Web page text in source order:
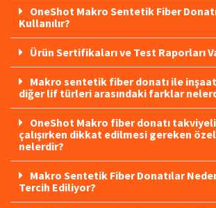
OneShot Makro Sentetik Fiber
Kullanılır?
Ürün Sertifikaları ve Test Raporları
Makro sentetik fiber donatı ile
diğer lif türleri arasındaki farklar
OneShot Makro fiber donatı
çalışırken dikkat edilmesi gereken
nelerdir?
Makro Sentetik Fiber Donatılar
Tercih Ediliyor?